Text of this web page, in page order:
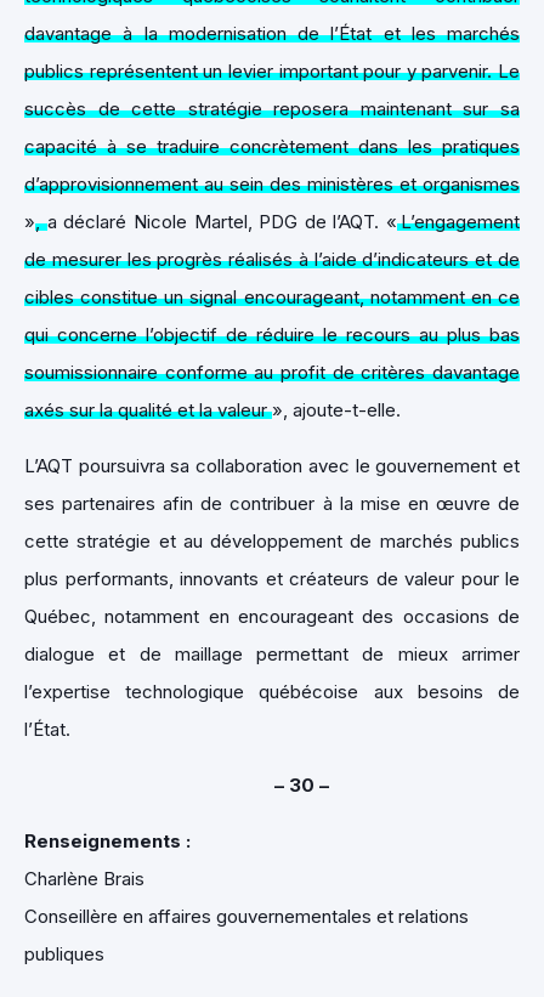
davantage à la modernisation de l’État et les marchés
publics représentent un levier important pour y parvenir. Le
succès de cette stratégie reposera maintenant sur sa
capacité à se traduire concrètement dans les pratiques
d’approvisionnement au sein des ministères et organismes
»,a déclaré Nicole Martel, PDG de l’AQT. «L’engagement
de mesurer les progrès réalisés à l’aide d’indicateurs et de
cibles constitue un signal encourageant, notamment en ce
qui concerne l’objectif de réduire le recours au plus bas
soumissionnaire conforme au profit de critères davantage
axés sur la qualité et la valeur», ajoute-t-elle.
L’AQT poursuivra sa collaboration avec le gouvernement et
ses partenaires afin de contribuer à la mise en œuvre de
cette stratégie et au développement de marchés publics
plus performants, innovants et créateurs de valeur pour le
Québec, notamment en encourageant des occasions de
dialogue et de maillage permettant de mieux arrimer
l’expertise technologique québécoise aux besoins de
l’État.
– 30 –
Renseignements :
Charlène Brais
Conseillère en affaires gouvernementales et relations
publiques